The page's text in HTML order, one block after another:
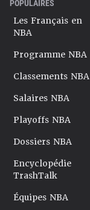
POPULAIRES
Les Français en
NBA
Programme NBA
Classements NBA
Salaires NBA
Playoffs NBA
Dossiers NBA
Encyclopédie
TrashTalk
Équipes NBA